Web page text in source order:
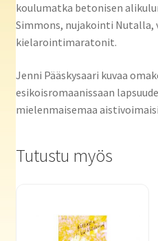
koulumatka betonisen
Simmons, nujakointi Nutalla,
kielarointimaratonit.
Jenni Pääskysaari kuvaa
esikoisromaanissaan
mielenmaisemaa
Tutustu myös